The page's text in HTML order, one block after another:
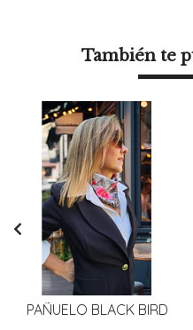
También te
PAÑUELO BLACK BIRD